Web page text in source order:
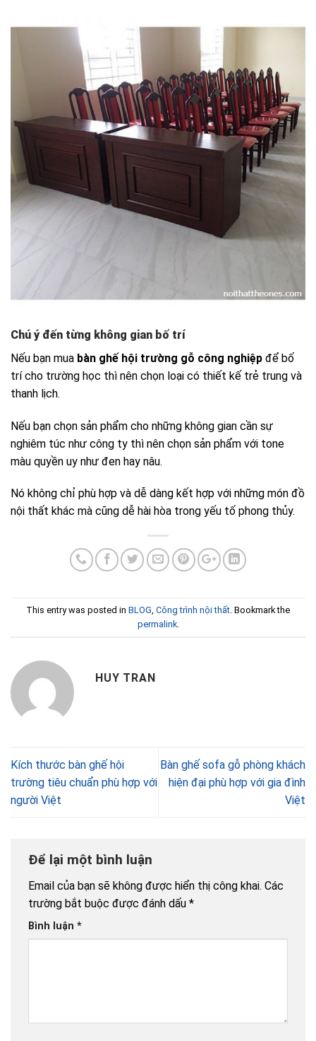
Chú ý đến từng không gian bố trí
Nếu bạn mua bàn ghế hội trường gỗ công nghiệp để bố
trí cho trường học thì nên chọn loại có thiết kế trẻ trung và
thanh lịch.
Nếu bạn chọn sản phẩm cho những không gian cần sự
nghiêm túc như công ty thì nên chọn sản phẩm với tone
màu quyền uy như đen hay nâu.
Nó không chỉ phù hợp và dễ dàng kết hợp với những món đồ
nội thất khác mà cũng dễ hài hòa trong yếu tố phong thủy.
This entry was posted in BLOG Công trình nội thất . Bookmark the
permalink.
HUY TRAN
Kích thước bàn ghế hội
trường tiêu chuẩn phù hợp với
người Việt
Bàn ghế sofa gỗ phòng khách
hiện đại phù hợp với gia đình
Việt
Để lại một bình luận
Email của bạn sẽ không được hiển thị công khai. Các
trường bắt buộc được đánh dấu *
Bình luận *